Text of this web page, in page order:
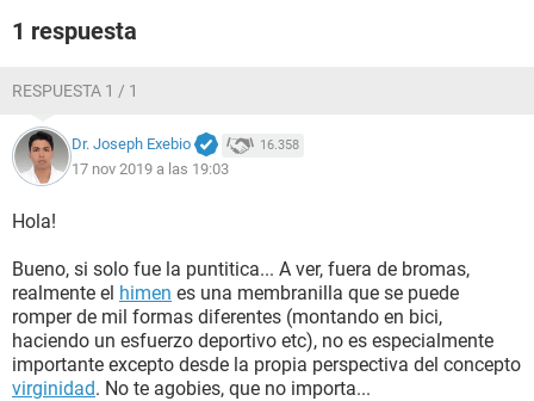
1 respuesta
RESPUESTA 1 / 1
Dr. Joseph Exebio 16.358
17 nov 2019 a las 19:03
Hola!
Bueno, si solo fue la puntitica... A ver, fuera de bromas,
realmente el himen es una membranilla que se puede
romper de mil formas diferentes (montando en bici,
haciendo un esfuerzo deportivo etc), no es especialmente
importante excepto desde la propia perspectiva del concepto
virginidad. No te agobies, que no importa...